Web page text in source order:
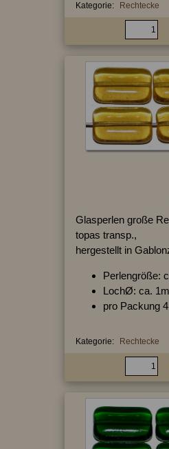
Kategorie: Rechtecke
Glasperlen große
topas transp.,
hergestellt in
Perlengröße:
LochØ: ca.
pro Packung
Kategorie: Rechtecke